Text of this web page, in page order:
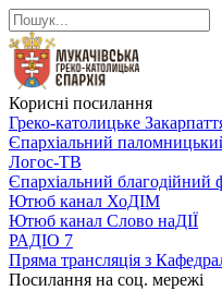
Корисні посилання
Греко-католицьке
Єпархіальний
Логос-ТВ
Єпархіальний
Ютюб канал ХоДІМ
Ютюб канал Слово наДІЇ
РАДІО 7
Пряма трансляція з
Посилання на соц. мережі